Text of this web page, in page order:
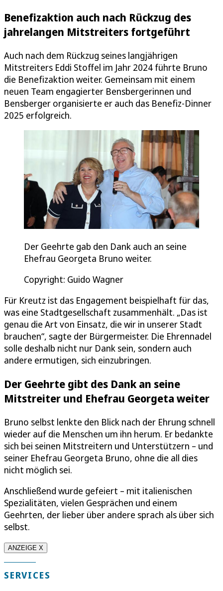
Benefizaktion auch nach Rückzug des
jahrelangen Mitstreiters fortgeführt
Auch nach dem Rückzug seines langjährigen
Mitstreiters Eddi Stoffel im Jahr 2024 führte Bruno
die Benefizaktion weiter. Gemeinsam mit einem
neuen Team engagierter Bensbergerinnen und
Bensberger organisierte er auch das Benefiz-Dinner
2025 erfolgreich.
Der Geehrte gab den Dank auch an seine
Ehefrau Georgeta Bruno weiter.
Copyright: Guido Wagner
Für Kreutz ist das Engagement beispielhaft für das,
was eine Stadtgesellschaft zusammenhält. „Das ist
genau die Art von Einsatz, die wir in unserer Stadt
brauchen“, sagte der Bürgermeister. Die Ehrennadel
solle deshalb nicht nur Dank sein, sondern auch
andere ermutigen, sich einzubringen.
Der Geehrte gibt des Dank an seine
Mitstreiter und Ehefrau Georgeta weiter
Bruno selbst lenkte den Blick nach der Ehrung schnell
wieder auf die Menschen um ihn herum. Er bedankte
sich bei seinen Mitstreitern und Unterstützern – und
seiner Ehefrau Georgeta Bruno, ohne die all dies
nicht möglich sei.
Anschließend wurde gefeiert – mit italienischen
Spezialitäten, vielen Gesprächen und einem
Geehrten, der lieber über andere sprach als über sich
selbst.
ANZEIGE X
SERVICES